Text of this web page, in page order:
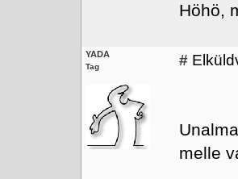
Höhö,
YADA
Tag #
melle